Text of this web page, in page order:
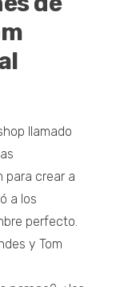
llamado
para crear a
a los
perfecto.